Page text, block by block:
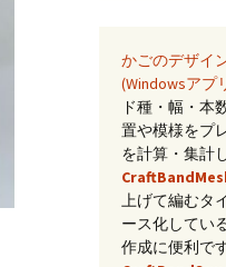
かごのデザイ
(Windowsアプ
ド種・幅・本
置や模様をプ
を計算・集計
上げて編むタ
ース化してい
作成に便利です